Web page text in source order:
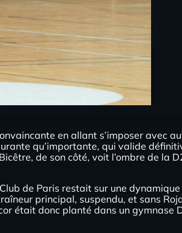
en allant s’imposer avec
qu’importante, qui valide
de son côté, voit l’ombre de la
de Paris restait sur une
principal, suspendu, et sans
était donc planté dans un gymnase